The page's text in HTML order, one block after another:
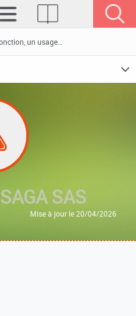
SAGA SAS
Mise à jour le 20/04/2026